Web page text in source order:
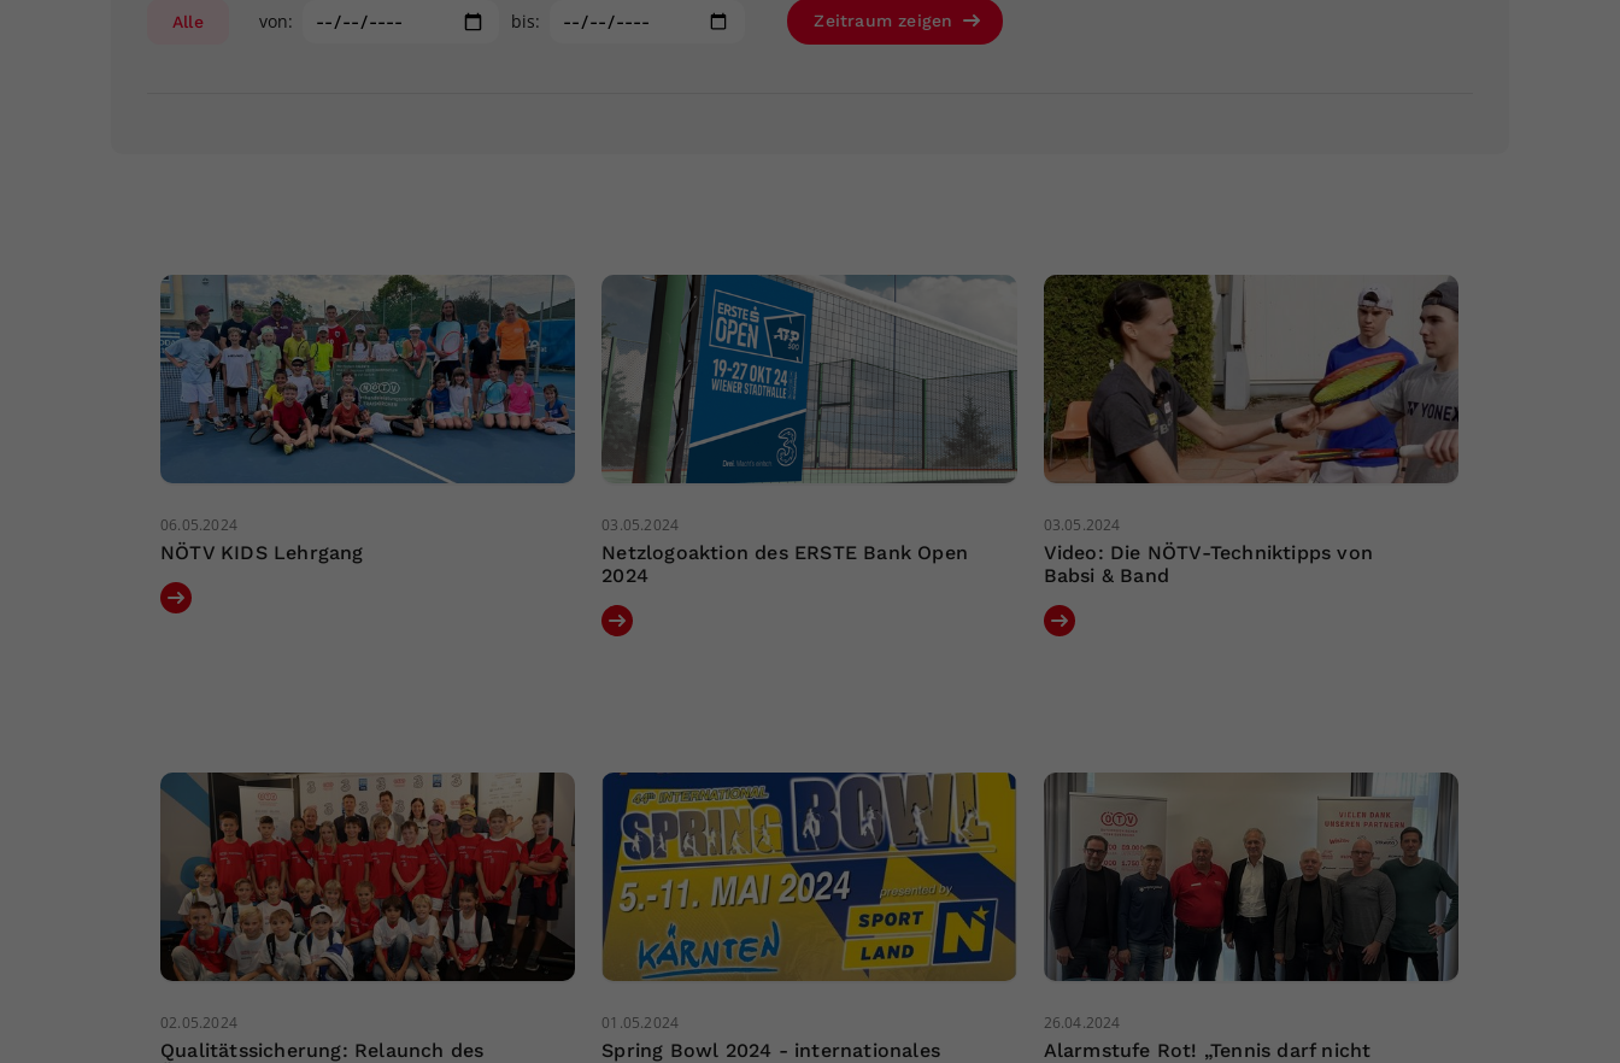
Alle von: bis: Zeitraum zeigen
06.05.2024
NÖTV KIDS Lehrgang
03.05.2024
Netzlogoaktion des ERSTE Bank Open
2024
03.05.2024
Video: Die NÖTV-Techniktipps von
Babsi & Band
02.05.2024
Qualitätssicherung: Relaunch des
01.05.2024
Spring Bowl 2024 - internationales
26.04.2024
Alarmstufe Rot! „Tennis darf nicht
Ihrer vorgenommen Einstellungen, falls der